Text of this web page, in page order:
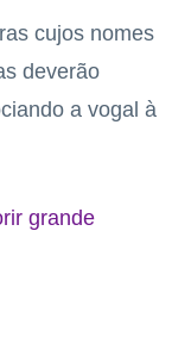
cujos nomes
deverão
a vogal à
grande